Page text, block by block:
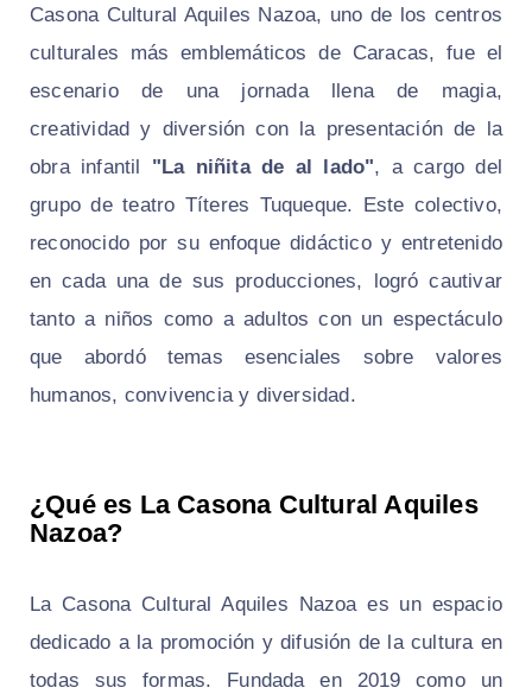
Casona Cultural Aquiles Nazoa, uno de los centros
culturales más emblemáticos de Caracas, fue el
escenario de una jornada llena de magia,
creatividad y diversión con la presentación de la
obra infantil "La niñita de al lado", a cargo del
grupo de teatro Títeres Tuqueque. Este colectivo,
reconocido por su enfoque didáctico y entretenido
en cada una de sus producciones, logró cautivar
tanto a niños como a adultos con un espectáculo
que abordó temas esenciales sobre valores
humanos, convivencia y diversidad.
¿Qué es La Casona Cultural Aquiles
Nazoa?
La Casona Cultural Aquiles Nazoa es un espacio
dedicado a la promoción y difusión de la cultura en
todas sus formas. Fundada en 2019 como un